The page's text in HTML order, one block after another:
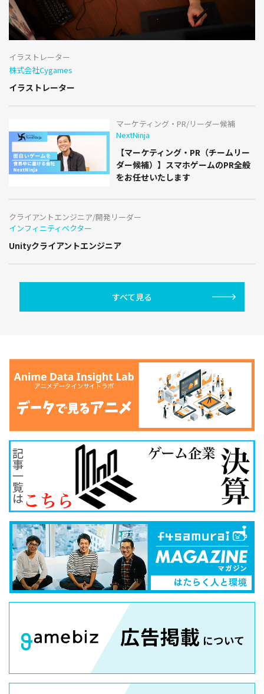
イラストレーター
株式会社Cygames
イラストレーター
マーケティング・PR/リーダー候補
NextNinja
【マーケティング・PR（チームリー
ダー候補）】スマホゲームのPR全般
をお任せいたします
クライアントエンジニア/開発リーダー
インフィニティベクター
Unityクライアントエンジニア
すべて見る